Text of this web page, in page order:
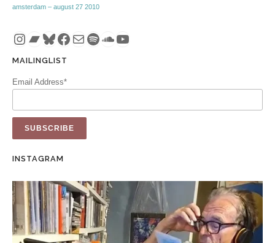
amsterdam – august 27 2010
Instagram
Bandcamp
Bluesky
Facebook
MailSpotify
SoundCloud
YouTube
MAILINGLIST
Email Address*
INSTAGRAM